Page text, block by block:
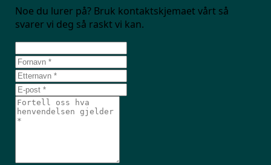
Noe du lurer på? Bruk kontaktskjemaet vårt så
svarer vi deg så raskt vi kan.